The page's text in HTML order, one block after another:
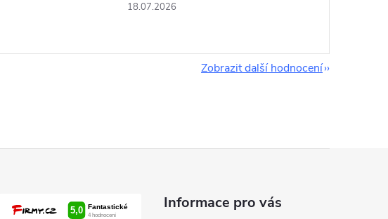
18.07.2026
Zobrazit další hodnocení
Informace pro vás